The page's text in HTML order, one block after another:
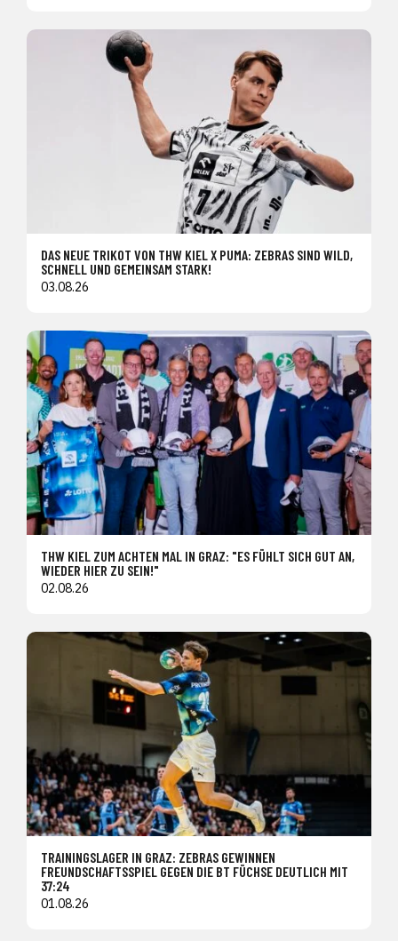
DAS NEUE TRIKOT VON THW KIEL X PUMA: ZEBRAS SIND WILD,
SCHNELL UND GEMEINSAM STARK!
03.08.26
THW KIEL ZUM ACHTEN MAL IN GRAZ: "ES FÜHLT SICH GUT AN,
WIEDER HIER ZU SEIN!"
02.08.26
TRAININGSLAGER IN GRAZ: ZEBRAS GEWINNEN
FREUNDSCHAFTSSPIEL GEGEN DIE BT FÜCHSE DEUTLICH MIT
37:24
01.08.26